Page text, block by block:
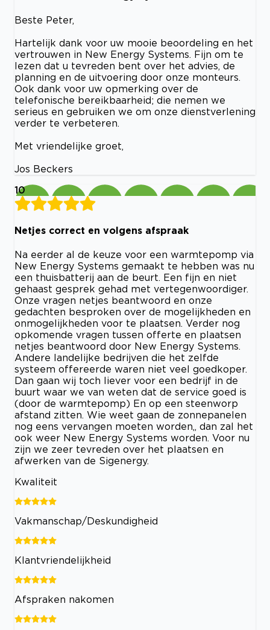
Beste Peter,
Hartelijk dank voor uw mooie beoordeling en het
vertrouwen in New Energy Systems. Fijn om te
lezen dat u tevreden bent over het advies, de
planning en de uitvoering door onze monteurs.
Ook dank voor uw opmerking over de
telefonische bereikbaarheid; die nemen we
serieus en gebruiken we om onze dienstverlening
verder te verbeteren.
Met vriendelijke groet,
Jos Beckers
10
Netjes correct en volgens afspraak
Na eerder al de keuze voor een warmtepomp via
New Energy Systems gemaakt te hebben was nu
een thuisbatterij aan de beurt. Een fijn en niet
gehaast gesprek gehad met vertegenwoordiger.
Onze vragen netjes beantwoord en onze
gedachten besproken over de mogelijkheden en
onmogelijkheden voor te plaatsen. Verder nog
opkomende vragen tussen offerte en plaatsen
netjes beantwoord door New Energy Systems.
Andere landelijke bedrijven die het zelfde
systeem offereerde waren niet veel goedkoper.
Dan gaan wij toch liever voor een bedrijf in de
buurt waar we van weten dat de service goed is
(door de warmtepomp) En op een steenworp
afstand zitten. Wie weet gaan de zonnepanelen
nog eens vervangen moeten worden,, dan zal het
ook weer New Energy Systems worden. Voor nu
zijn we zeer tevreden over het plaatsen en
afwerken van de Sigenergy.
Kwaliteit
Vakmanschap/Deskundigheid
Klantvriendelijkheid
Afspraken nakomen